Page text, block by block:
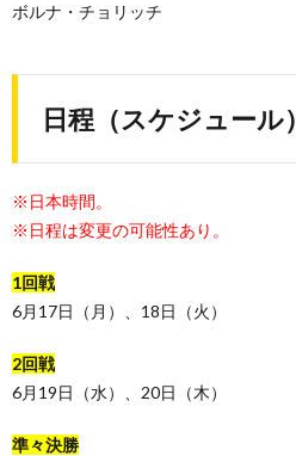
ボルナ・チョリッチ
日程（スケジュール）
※日本時間。
※日程は変更の可能性あり。
1回戦
6月17日（月）、18日（火）
2回戦
6月19日（水）、20日（木）
準々決勝